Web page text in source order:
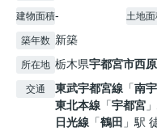
建物面積- 土地
築年数 新築
所在地 栃木県宇都宮市西
交通 東武宇都宮線 「南
東北本線 「宇都宮
日光線 「鶴田 」駅